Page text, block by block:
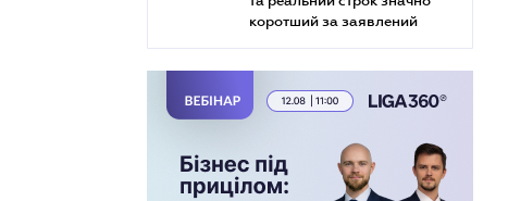
коротший за заявлений